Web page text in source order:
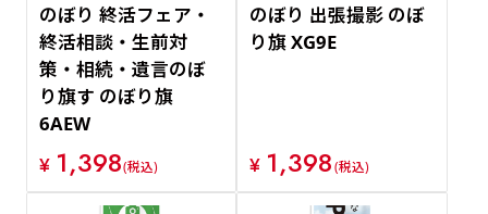
のぼり 終活フェア・
終活相談・生前対
策・相続・遺言のぼ
り旗す のぼり旗
6AEW
¥ 1,398(税込)
のぼり 出張撮影 のぼ
り旗 XG9E
¥ 1,398(税込)